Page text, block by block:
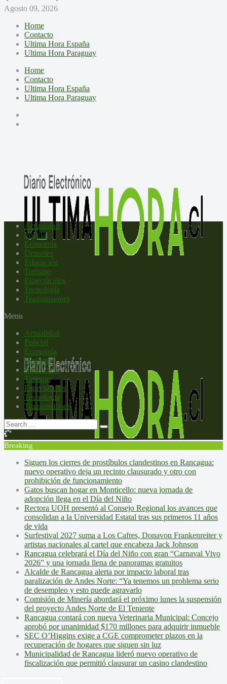
Agosto 09, 2026
Home
Contacto
Ultima Hora España
Ultima Hora Paraguay
Home
Contacto
Ultima Hora España
Ultima Hora Paraguay
Actualidad
Policial
Economía
Deportes
Educación
Turismo
Espectáculos
Tecnología
Transmisiones
Menu
Actualidad
Policial
Economía
Deportes
Educación
Turismo
Espectáculos
Tecnología
Transmisiones
Breaking
Siguen los cierres de prostíbulos clandestinos en Rancagua:
nuevo operativo deja un recinto clausurado y otro con
prohibición de funcionamiento
Gatos buscan hogar en Monticello: nueva jornada de
adopción llega en el Día del Niño
Rectora UOH presentó al Consejo Regional los avances que
consolidan a la Universidad Estatal tras sus primeros 11 años
de vida
Surfestival 2027 suma a Los Cafres, Donavon Frankenreiter y
artistas nacionales al cartel que encabeza Jack Johnson
Rancagua celebrará el Día del Niño con gran “Carnaval Vivo
2026” y una jornada llena de panoramas gratuitos
Alcalde de Rancagua alerta por impacto laboral tras
paralización de Andes Norte: “Ya tenemos un problema serio
de desempleo y esto puede agravarlo
Comisión de Minería abordará el próximo lunes la suspensión
del proyecto Andes Norte de El Teniente
Rancagua contará con nueva Veterinaria Municipal: Concejo
aprobó por unanimidad $170 millones para adquirir inmueble
SEC O’Higgins exige a CGE comprometer plazos en la
recuperación de hogares que siguen sin luz
Municipalidad de Rancagua lideró nuevo operativo de
fiscalización que permitió clausurar un casino clandestino